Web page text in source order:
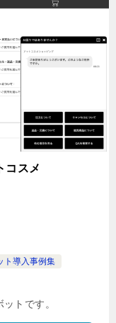
コスメ
ト導入事例集
トです。